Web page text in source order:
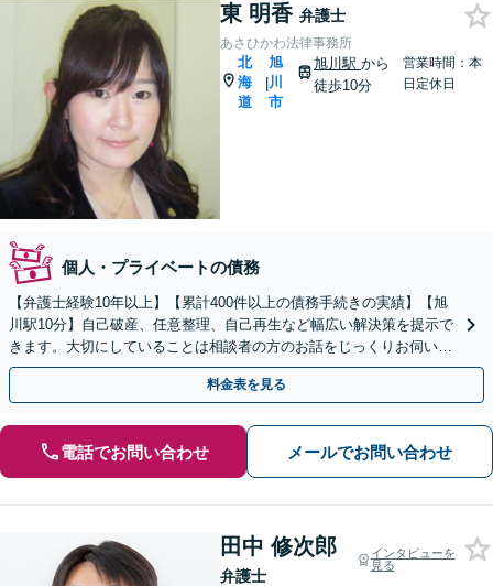
東 明香 弁護士
あさひかわ法律事務所
北
海
道
|
旭
川
市
旭川駅 から
徒歩10分
営業時間：本
日定休日
個人・プライベートの債務
【弁護士経験10年以上】【累計400件以上の債務手続きの実績】【旭
川駅10分】自己破産、任意整理、自己再生など幅広い解決策を提示で
きます。大切にしていることは相談者の方のお話をじっくりお伺いす
ること【初回40分無料相談】
料金表を見る
電話でお問い合わせ メールでお問い合わせ
田中 修次郎
弁護士
インタビューを
見る